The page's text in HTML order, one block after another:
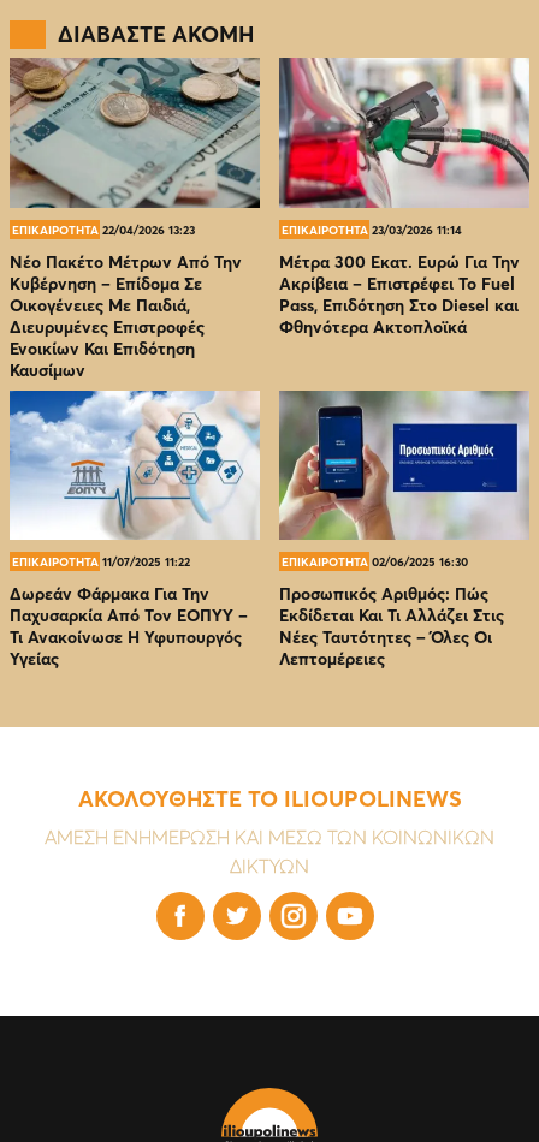
ΔΙΑΒΑΣΤΕ ΑΚΟΜΗ
ΕΠΙΚΑΙΡΟΤΗΤΑ 22/04/2026 13:23
Νέο Πακέτο Μέτρων Από Την
Κυβέρνηση – Επίδομα Σε
Οικογένειες Με Παιδιά,
Διευρυμένες Επιστροφές
Ενοικίων Και Επιδότηση
Καυσίμων
ΕΠΙΚΑΙΡΟΤΗΤΑ 23/03/2026 11:14
Μέτρα 300 Εκατ. Ευρώ Για Την
Ακρίβεια – Επιστρέφει Το Fuel
Pass, Επιδότηση Στο Diesel και
Φθηνότερα Ακτοπλοϊκά
ΕΠΙΚΑΙΡΟΤΗΤΑ 11/07/2025 11:22
Δωρεάν Φάρμακα Για Την
Παχυσαρκία Από Τον EOΠΥΥ –
Τι Ανακοίνωσε Η Υφυπουργός
Υγείας
ΕΠΙΚΑΙΡΟΤΗΤΑ 02/06/2025 16:30
Προσωπικός Αριθμός: Πώς
Εκδίδεται Και Τι Αλλάζει Στις
Νέες Ταυτότητες – Όλες Οι
Λεπτομέρειες
ΑΚΟΛΟΥΘΗΣΤΕ ΤΟ ILIOUPOLINEWS
ΑΜΕΣΗ ΕΝΗΜΕΡΩΣΗ ΚΑΙ ΜΕΣΩ ΤΩΝ ΚΟΙΝΩΝΙΚΩΝ
ΔΙΚΤΥΩΝ
   